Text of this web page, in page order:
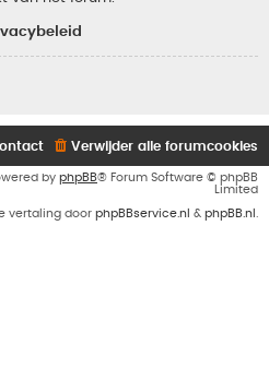
Verwijder alle forumcookies
by phpBB® Forum Software © phpBB
Limited
vertaling door phpBBservice.nl & phpBB.nl .